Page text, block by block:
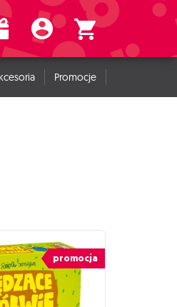
Promocje
promocja